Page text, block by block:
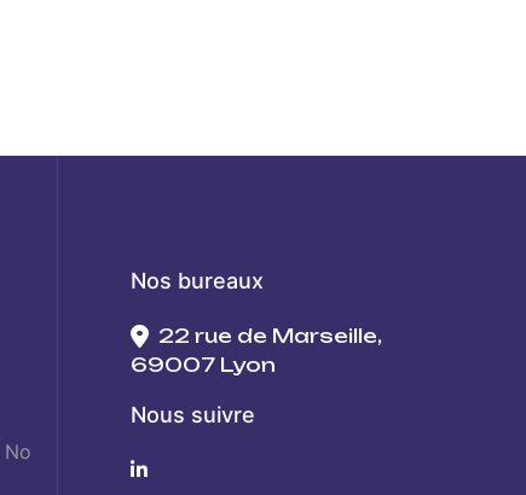
Nos bureaux
22 rue de Marseille,
69007 Lyon
Nous suivre